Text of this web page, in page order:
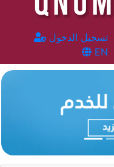
تسجيل الدخول
EN